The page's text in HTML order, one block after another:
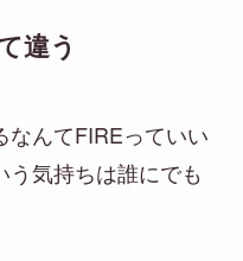
違う
なんてFIREっていい
気持ちは誰にでも